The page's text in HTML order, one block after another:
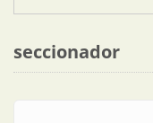
seccionador